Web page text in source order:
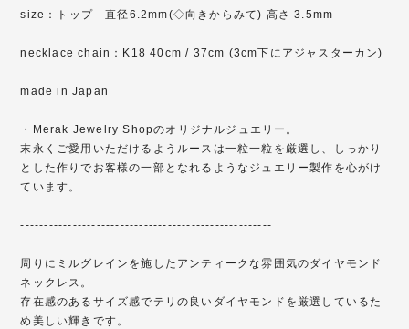
size：トップ 直径6.2mm(◇向きからみて) 高さ 3.5mm
necklace chain：K18 40cm / 37cm (3cm下にアジャスターカン)
made in Japan
・Merak Jewelry Shopのオリジナルジュエリー。
末永くご愛用いただけるようルースは一粒一粒を厳選し、しっかり
とした作りでお客様の一部となれるようなジュエリー製作を心がけ
ています。
-----------------------------------------------------
周りにミルグレインを施したアンティークな雰囲気のダイヤモンド
ネックレス。
存在感のあるサイズ感でテリの良いダイヤモンドを厳選しているた
め美しい輝きです。